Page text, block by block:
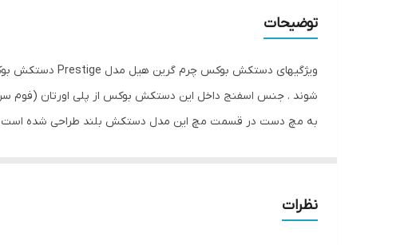
توضیحات
شوند . جنس اسفنج داخل این دستکش بوکس از پلی اورتان (فوم
به مچ دست در قسمت مچ این مدل دستکش بلند طراحی شده است و
نظرات